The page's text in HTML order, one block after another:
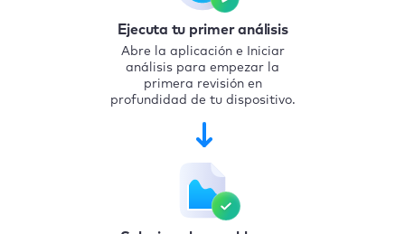
Ejecuta tu primer análisis
Abre la aplicación e Iniciar
análisis para empezar la
primera revisión en
profundidad de tu dispositivo.